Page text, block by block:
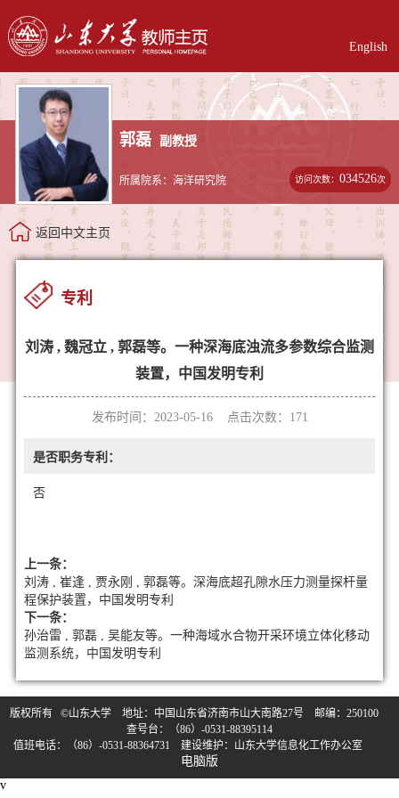
English
郭磊 副教授
所属院系：海洋研究院 访问次数：034526次
返回中文主页
专利
刘涛 , 魏冠立 , 郭磊等。一种深海底浊流多参数综合监测
装置，中国发明专利
发布时间：2023-05-16 点击次数： 171
是否职务专利：
否
上一条：
刘涛 , 崔逢 , 贾永刚 , 郭磊等。深海底超孔隙水压力测量探杆量
程保护装置，中国发明专利
下一条：
孙治雷 , 郭磊 , 吴能友等。一种海域水合物开采环境立体化移动
监测系统，中国发明专利
版权所有 ©山东大学 地址：中国山东省济南市山大南路27号 邮编：250100
查号台：（86）-0531-88395114
值班电话：（86）-0531-88364731 建设维护：山东大学信息化工作办公室
电脑版
v